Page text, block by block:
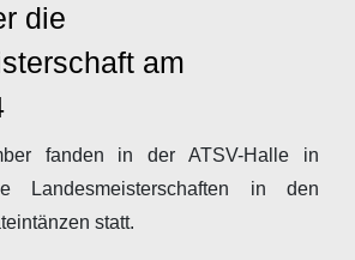
die
am
fanden in der ATSV-Halle in
Landesmeisterschaften in den
statt.